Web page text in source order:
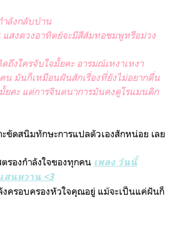
ำลังกลับบ้าน
แสงดวงอาทิตย์จะมีสีส้มทอชมพูหรือม่วง
ถึงใครจับใจมั้ยคะ อารมณ์เหงาเหงา
น มันก็เหมือนฝันสักเรื่องที่ยังไม่อยากตื่น
ยคะ แต่การจินตนาการมันคงดูโรแมนติก
ะขัดสนิมทักษะการแปลตัวเองสักหน่อย เลย
รองกำลังใจของทุกคน เพลง วันนี้
สนหวาน <3
ครอบครองหัวใจคุณอยู่ แม้จะเป็นแค่ฝันก็